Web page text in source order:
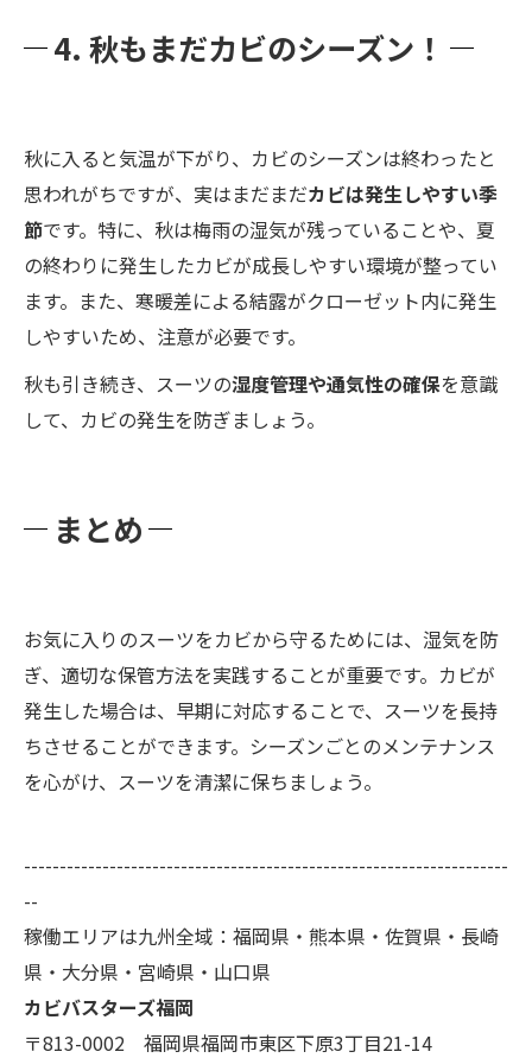
4. 秋もまだカビのシーズン！
秋に入ると気温が下がり、カビのシーズンは終わったと
思われがちですが、実はまだまだカビは発生しやすい季
節です。特に、秋は梅雨の湿気が残っていることや、夏
の終わりに発生したカビが成長しやすい環境が整ってい
ます。また、寒暖差による結露がクローゼット内に発生
しやすいため、注意が必要です。
秋も引き続き、スーツの湿度管理や通気性の確保を意識
して、カビの発生を防ぎましょう。
まとめ
お気に入りのスーツをカビから守るためには、湿気を防
ぎ、適切な保管方法を実践することが重要です。カビが
発生した場合は、早期に対応することで、スーツを長持
ちさせることができます。シーズンごとのメンテナンス
を心がけ、スーツを清潔に保ちましょう。
--------------------------------------------------------------------
--
稼働エリアは九州全域：福岡県・熊本県・佐賀県・長崎
県・大分県・宮崎県・山口県
カビバスターズ福岡
〒813-0002 福岡県福岡市東区下原3丁目21-14